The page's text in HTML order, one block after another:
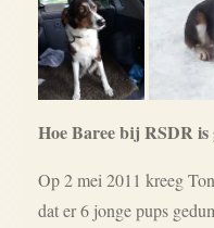
Hoe Baree bij RSDR is
Op 2 mei 2011 kreeg
dat er 6 jonge pups